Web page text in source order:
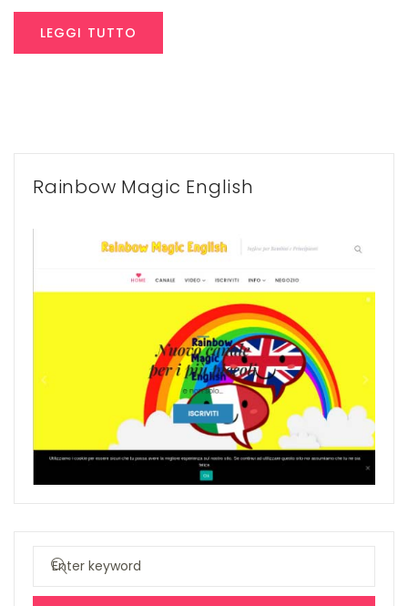
LEGGI TUTTO
Rainbow Magic English
Search